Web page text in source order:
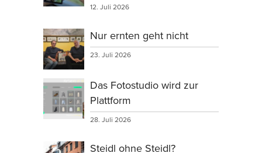
12. Juli 2026
Nur ernten geht nicht
23. Juli 2026
Das Fotostudio wird zur
Plattform
28. Juli 2026
Steidl ohne Steidl?